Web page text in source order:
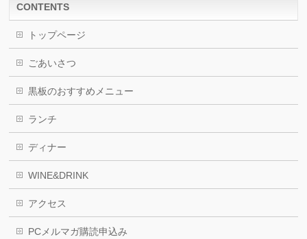
CONTENTS
トップページ
ごあいさつ
黒板のおすすめメニュー
ランチ
ディナー
WINE&DRINK
アクセス
PCメルマガ購読申込み